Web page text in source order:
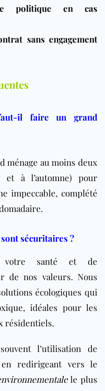
politique en cas
sans engagement
il faire un grand
ménage au moins deux
à l’automne) pour
impeccable, complété
sécuritaires ?
santé et de
de nos valeurs. Nous
écologiques qui
idéales pour les
résidentiels.
l’utilisation de
redirigeant vers le
le plus